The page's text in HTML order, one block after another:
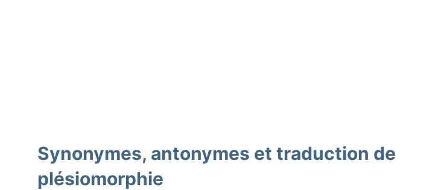
Synonymes, antonymes et traduction de
plésiomorphie